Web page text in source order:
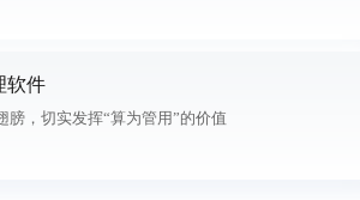
软件
膀，切实发挥“算为管用”的价值